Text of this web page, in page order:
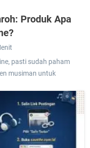
Produk Apa
pasti sudah paham
musiman untuk